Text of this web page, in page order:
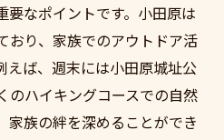
要なポイントです。小田原は
おり、家族でのアウトドア活
えば、週末には小田原城址公
のハイキングコースでの自然
家族の絆を深めることができ